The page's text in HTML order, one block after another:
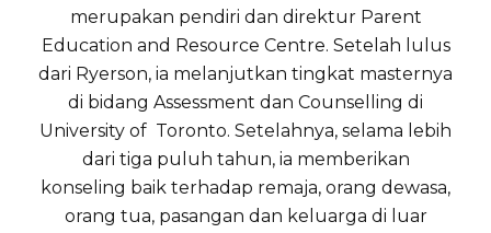
merupakan pendiri dan direktur Parent
Education and Resource Centre. Setelah lulus
dari Ryerson, ia melanjutkan tingkat masternya
di bidang Assessment dan Counselling di
University of Toronto. Setelahnya, selama lebih
dari tiga puluh tahun, ia memberikan
konseling baik terhadap remaja, orang dewasa,
orang tua, pasangan dan keluarga di luar